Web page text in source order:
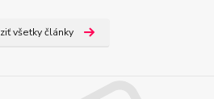
všetky články